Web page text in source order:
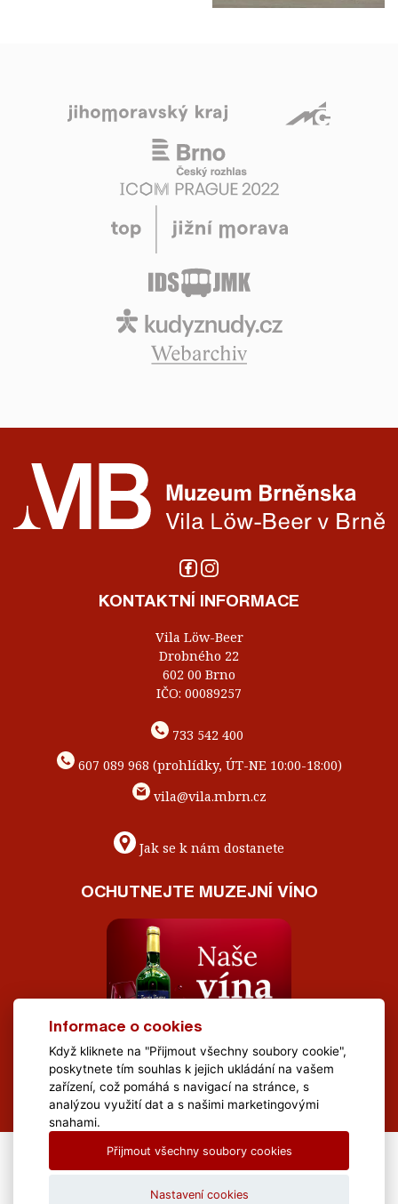
KONTAKTNÍ INFORMACE
Vila Löw-Beer
Drobného 22
602 00 Brno
IČO: 00089257
733 542 400
607 089 968 (prohlídky, ÚT-NE 10:00-18:00)
vila@vila.mbrn.cz
Jak se k nám dostanete
OCHUTNEJTE MUZEJNÍ VÍNO
All Rights Reserved Muzeum Brněnska © 2020, Webdesign by
Informace o cookies
Když kliknete na "Přijmout všechny soubory cookie",
poskytnete tím souhlas k jejich ukládání na vašem
zařízení, což pomáhá s navigací na stránce, s
analýzou využití dat a s našimi marketingovými
snahami.
Přijmout všechny soubory cookies
Nastavení cookies